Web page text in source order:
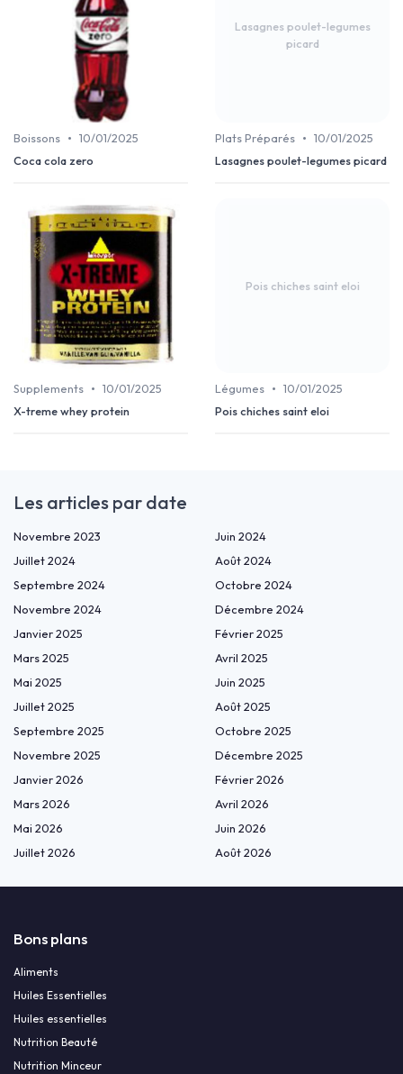
Boissons • 10/01/2025
Coca cola zero
Lasagnes poulet-legumes
picard
Plats Préparés • 10/01/2025
Lasagnes poulet-legumes picard
Supplements • 10/01/2025
X-treme whey protein
Pois chiches saint eloi
Légumes • 10/01/2025
Pois chiches saint eloi
Les articles par date
Novembre 2023
Juin 2024
Juillet 2024
Août 2024
Septembre 2024
Octobre 2024
Novembre 2024
Décembre 2024
Janvier 2025
Février 2025
Mars 2025
Avril 2025
Mai 2025
Juin 2025
Juillet 2025
Août 2025
Septembre 2025
Octobre 2025
Novembre 2025
Décembre 2025
Janvier 2026
Février 2026
Mars 2026
Avril 2026
Mai 2026
Juin 2026
Juillet 2026
Août 2026
Bons plans
Aliments
Huiles Essentielles
Huiles essentielles
Nutrition Beauté
Nutrition Minceur